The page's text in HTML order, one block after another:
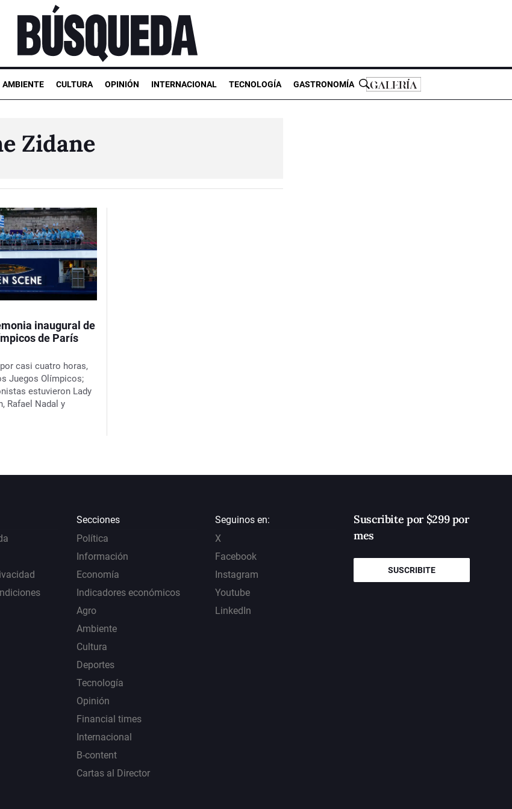
AMBIENTE CULTURA OPINIÓN INTERNACIONAL TECNOLOGÍA GASTRONOMÍA
Zidane
inaugural de
de París
casi cuatro horas,
Juegos Olímpicos;
estuvieron Lady
Rafael Nadal y
Secciones
Política
Información
Economía
Indicadores económicos
Agro
Ambiente
Cultura
Deportes
Tecnología
Opinión
Financial times
Internacional
B-content
Cartas al Director
Seguinos en:
X
Facebook
Instagram
Youtube
LinkedIn
Suscribite por $299 por
mes
SUSCRIBITE